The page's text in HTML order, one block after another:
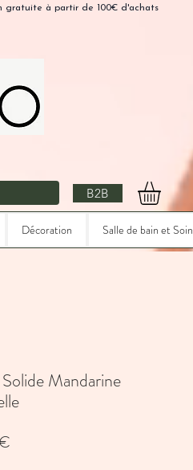
gratuite à partir de 100€ d'achats
B2B
Décoration Salle de bain et Soin
Mandarine